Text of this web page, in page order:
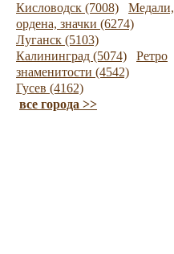
Кисловодск (7008)
Медали,
ордена, значки (6274)
Луганск (5103)
Калининград (5074)
Ретро
знаменитости (4542)
Гусев (4162)
все города >>